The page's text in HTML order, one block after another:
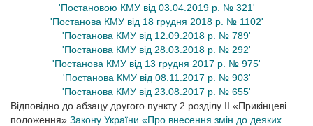
'Постановою КМУ від 03.04.2019 р. № 321'
'Постанова КМУ від 18 грудня 2018 р. № 1102'
'Постанова КМУ від 12.09.2018 р. № 789'
'Постанова КМУ від 28.03.2018 р. № 292'
'Постанова КМУ від 13 грудня 2017 р. № 975'
'Постанова КМУ від 08.11.2017 р. № 903'
'Постанова КМУ від 23.08.2017 р. № 655'
Відповідно до абзацу другого пункту 2 розділу II «Прикінцеві
положення» Закону України «Про внесення змін до деяких